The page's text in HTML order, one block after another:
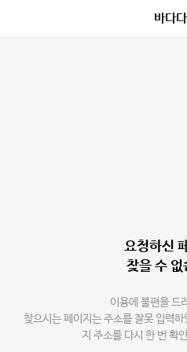
바다
요청하신
찾을 수 없
이용에 불편을 드
찾으시는 페이지는 주소를 잘못 입력
지 주소를 다시 한 번 확